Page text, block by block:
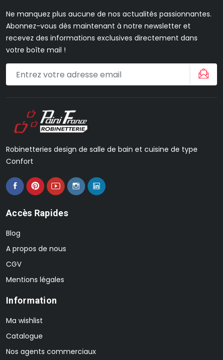
Ne manquez plus aucune de nos actualités passionnantes.
Abonnez-vous dès maintenant à notre newsletter et
recevez des informations exclusives directement dans
votre boîte mail !
Robinetteries design de salle de bain et cuisine de type
Confort
Accès Rapides
Blog
A propos de nous
CGV
Mentions légales
Information
Ma wishlist
Catalogue
Nos agents commerciaux